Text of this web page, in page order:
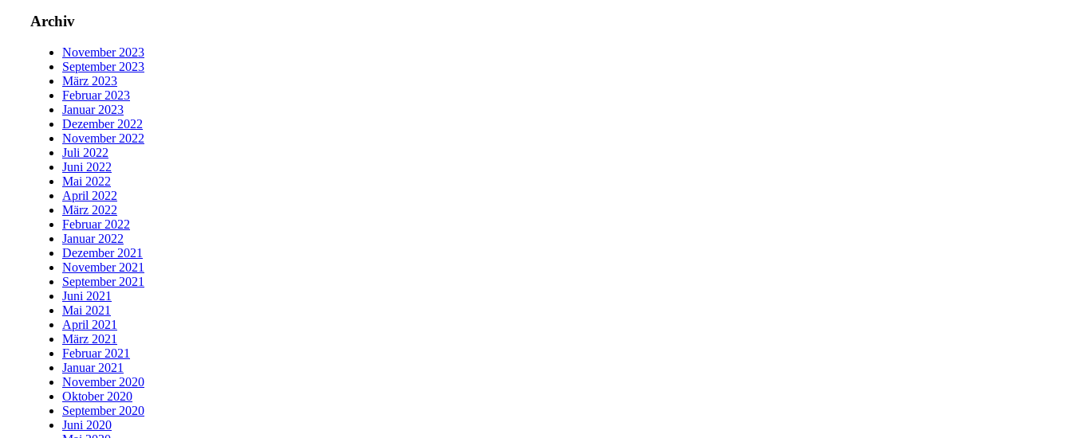
Archiv
November 2023
September 2023
März 2023
Februar 2023
Januar 2023
Dezember 2022
November 2022
Juli 2022
Juni 2022
Mai 2022
April 2022
März 2022
Februar 2022
Januar 2022
Dezember 2021
November 2021
September 2021
Juni 2021
Mai 2021
April 2021
März 2021
Februar 2021
Januar 2021
November 2020
Oktober 2020
September 2020
Juni 2020